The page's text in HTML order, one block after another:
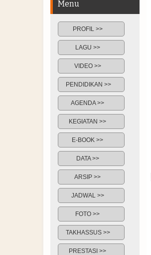
Menu
PROFIL >>
LAGU >>
VIDEO >>
PENDIDIKAN >>
AGENDA >>
KEGIATAN >>
E-BOOK >>
DATA >>
ARSIP >>
JADWAL >>
FOTO >>
TAKHASSUS >>
PRESTASI >>